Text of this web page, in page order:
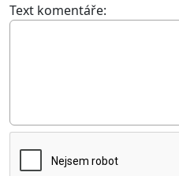
Text komentáře: